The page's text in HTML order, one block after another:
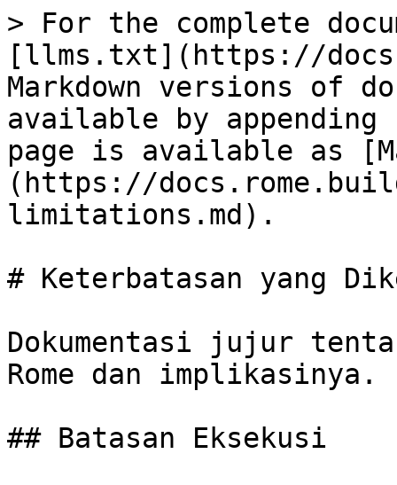
> For the complete
[llms.txt](https://
Markdown versions of
available by
page is available as
(https://
limitations.md).
# Keterbatasan yang
Dokumentasi jujur
Rome dan implikasinya.
## Batasan Eksekusi